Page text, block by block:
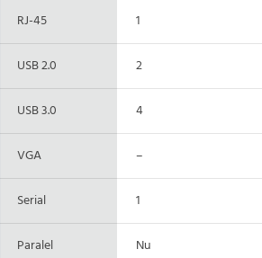
RJ-45 1
USB 2.0 2
USB 3.0 4
VGA –
Serial 1
Paralel Nu